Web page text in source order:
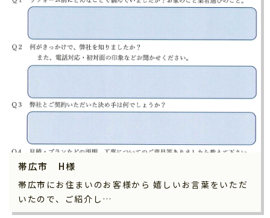
帯広市 H様
帯広市にお住まいのお客様から 嬉しいお言葉をいただ
いたので、ご紹介し…